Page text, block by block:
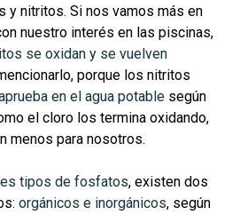
y nitritos. Si nos vamos más en
nuestro interés en las piscinas,
se oxidan y se vuelven
porque los nitritos
en el agua potable según
el cloro los termina oxidando,
menos para nosotros.
tipos de fosfatos, existen dos
orgánicos e inorgánicos, según